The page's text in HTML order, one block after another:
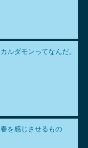
カルダモンってなんだ。
春を感じさせるもの